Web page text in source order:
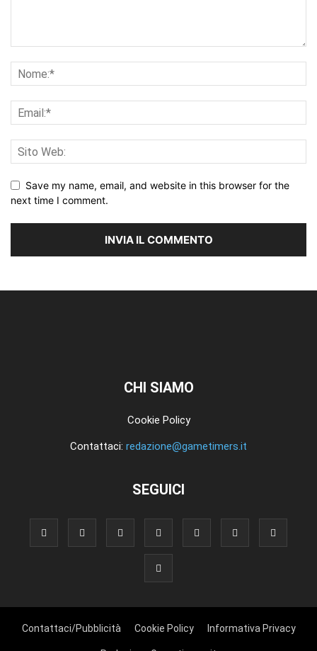
Save my name, email, and website in this browser for the
next time I comment.
CHI SIAMO
Cookie Policy
Contattaci: redazione@gametimers.it
SEGUICI
Contattaci/Pubblicità Cookie Policy Informativa Privacy